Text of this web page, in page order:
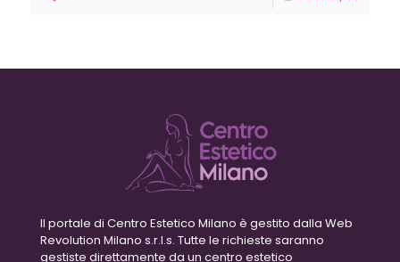
Il portale di Centro Estetico Milano è gestito dalla Web
Revolution Milano s.r.l.s. Tutte le richieste saranno
gestiste direttamente da un centro estetico